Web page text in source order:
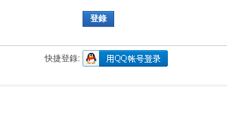
登錄
快捷登錄: